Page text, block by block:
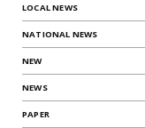
LOCAL NEWS
NATIONAL NEWS
NEW
NEWS
PAPER